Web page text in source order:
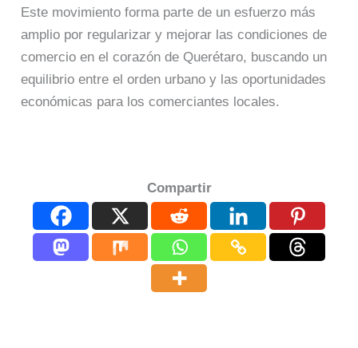
Este movimiento forma parte de un esfuerzo más
amplio por regularizar y mejorar las condiciones de
comercio en el corazón de Querétaro, buscando un
equilibrio entre el orden urbano y las oportunidades
económicas para los comerciantes locales.
Compartir